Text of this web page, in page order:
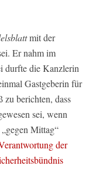
mit der
Er nahm im
durfte die Kanzlerin
Gastgeberin für
berichten, dass
sei, wenn
Mittag“
der